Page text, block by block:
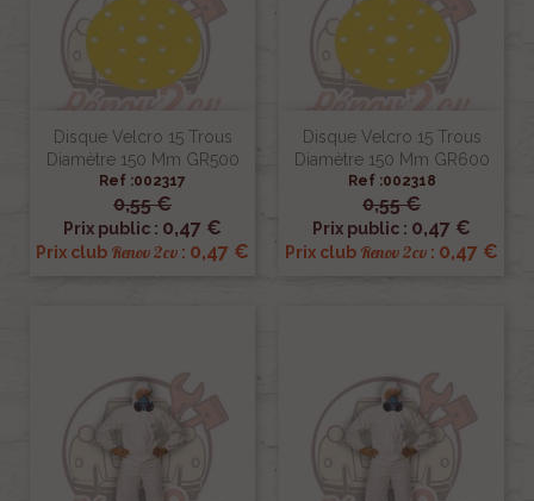
Disque Velcro 15 Trous
Diamètre 150 Mm GR500
Ref :002317
0,55 €
Prix public : 0,47 €
Prix club Renov 2cv : 0,47 €
Disque Velcro 15 Trous
Diamètre 150 Mm GR600
Ref :002318
0,55 €
Prix public : 0,47 €
Prix club Renov 2cv : 0,47 €